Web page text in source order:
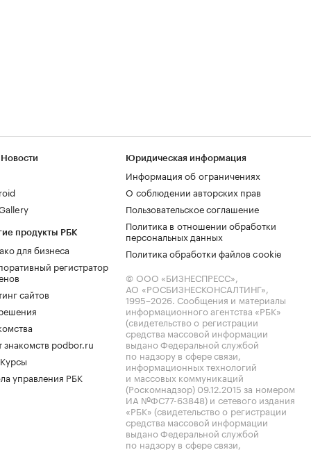
продукты РБК
для бизнеса
регистратор
сайтов
знакомств podbor.ru
управления РБК
Юридическая информация
Информация об ограничениях
О соблюдении авторских прав
Пользовательское соглашение
Политика в отношении обработки
персональных данных
Политика обработки файлов cookie
© ООО «БИЗНЕСПРЕСС»,
АО «РОСБИЗНЕСКОНСАЛТИНГ»,
1995–2026. Сообщения и материалы
информационного агентства «РБК»
(свидетельство о регистрации
средства массовой информации
выдано Федеральной службой
по надзору в сфере связи,
информационных технологий
и массовых коммуникаций
(Роскомнадзор) 09.12.2015 за номером
ИА №ФС77-63848) и сетевого издания
«РБК» (свидетельство о регистрации
средства массовой информации
выдано Федеральной службой
по надзору в сфере связи,